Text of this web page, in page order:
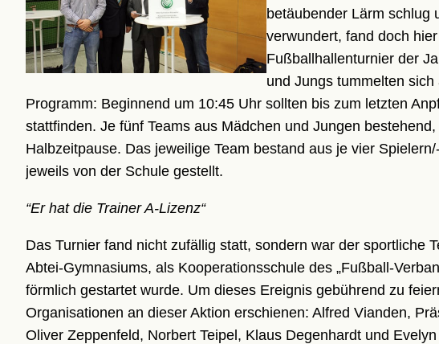
betäubender Lärm schlug
verwundert, fand doch
Fußballhallenturnier der
und Jungs tummelten
Programm: Beginnend um 10:45 Uhr sollten bis zum letzten
stattfinden. Je fünf Teams aus Mädchen und Jungen
Halbzeitpause. Das jeweilige Team bestand aus je vier
jeweils von der Schule gestellt.
“Er hat die Trainer A-Lizenz“
Das Turnier fand nicht zufällig statt, sondern war der sportliche
Abtei-Gymnasiums, als Kooperationsschule des „Fußball-
förmlich gestartet wurde. Um dieses Ereignis gebührend zu
Organisationen an dieser Aktion erschienen: Alfred Vianden,
Oliver Zeppenfeld, Norbert Teipel, Klaus Degenhardt und